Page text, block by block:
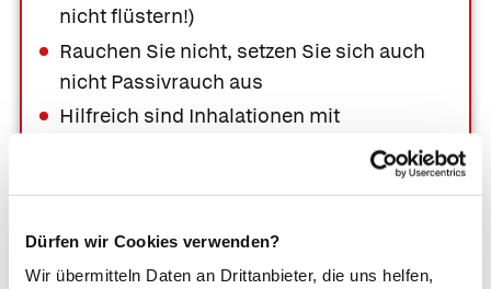
Dürfen wir Cookies verwenden?
Wir übermitteln Daten an Drittanbieter, die uns helfen,
nicht flüstern!)
Rauchen Sie nicht, setzen Sie sich auch
nicht Passivrauch aus
Hilfreich sind Inhalationen mit
Salbeiaufguss oder Salzlösungen (z. B.
), auch warme Halswickel
Am besten halten Sie sich in Räumen mit
einer Temperatur von 18–20 °C und einer